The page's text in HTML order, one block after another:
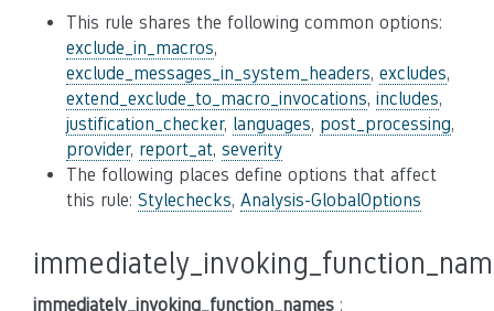
This rule shares the following common options:
exclude_in_macros,
exclude_messages_in_system_headers, excludes,
extend_exclude_to_macro_invocations, includes,
justification_checker, languages, post_processing,
provider, report_at, severity
The following places define options that affect
this rule: Stylechecks, Analysis-GlobalOptions
immediately_invoking_function_names :